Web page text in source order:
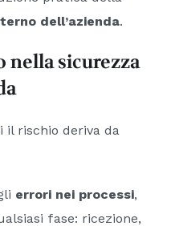
dell’azienda.
nella sicurezza
il rischio deriva da
errori nei processi,
fase: ricezione,